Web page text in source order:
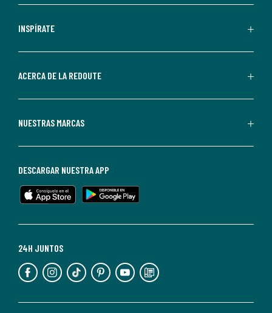
comerciales
personalizadas
parte
Redoute.
de
en
cualquier
Para
información,
puedes
INSPÍRATE
ACERCA DE LA REDOUTE
NUESTRAS MARCAS
24H JUNTOS
DESCARGAR NUESTRA APP